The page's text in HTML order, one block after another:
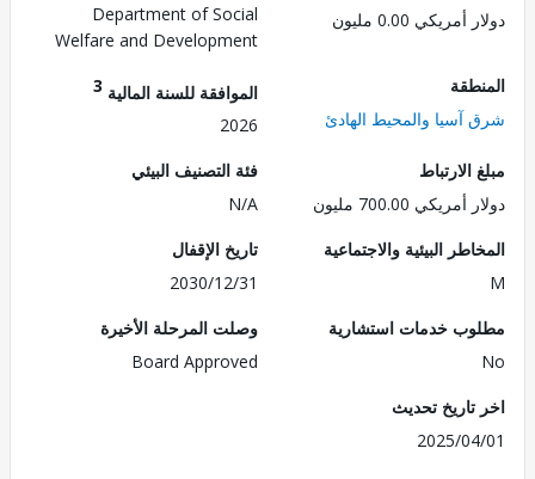
0.00 مليون
Department of Social
Welfare and Development
والمحيط الهادئ
الموافقة للسنة المالية3
700.00 مليون
فئة التصنيف البيئي
N/A
البيئية والاجتماعية
تاريخ الإقفال
2030/12/31
خدمات استشارية
وصلت المرحلة الأخيرة
Board Approved
تحديث
2025/